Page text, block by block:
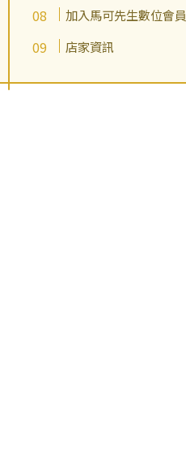
加入馬可先生數位會員
店家資訊